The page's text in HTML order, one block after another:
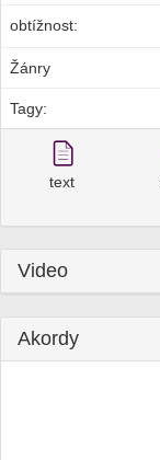
obtížnost:
Žánry
Tagy:
text
Video
Akordy